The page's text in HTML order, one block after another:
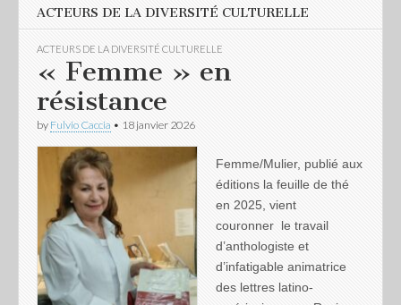
ACTEURS DE LA DIVERSITÉ CULTURELLE
ACTEURS DE LA DIVERSITÉ CULTURELLE
« Femme » en
résistance
by Fulvio Caccia • 18 janvier 2026
Femme/Mulier, publié aux
éditions la feuille de thé
en 2025, vient
couronner le travail
d’anthologiste et
d’infatigable animatrice
des lettres latino-